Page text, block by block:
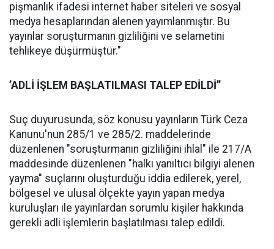
pişmanlık ifadesi internet haber siteleri ve sosyal
medya hesaplarından alenen yayımlanmıştır. Bu
yayınlar soruşturmanın gizliliğini ve selametini
tehlikeye düşürmüştür."
’ADLİ İŞLEM BAŞLATILMASI TALEP EDİLDİ’’
Suç duyurusunda, söz konusu yayınların Türk Ceza
Kanunu'nun 285/1 ve 285/2. maddelerinde
düzenlenen "soruşturmanın gizliliğini ihlal" ile 217/A
maddesinde düzenlenen "halkı yanıltıcı bilgiyi alenen
yayma" suçlarını oluşturduğu iddia edilerek, yerel,
bölgesel ve ulusal ölçekte yayın yapan medya
kuruluşları ile yayınlardan sorumlu kişiler hakkında
gerekli adli işlemlerin başlatılması talep edildi.